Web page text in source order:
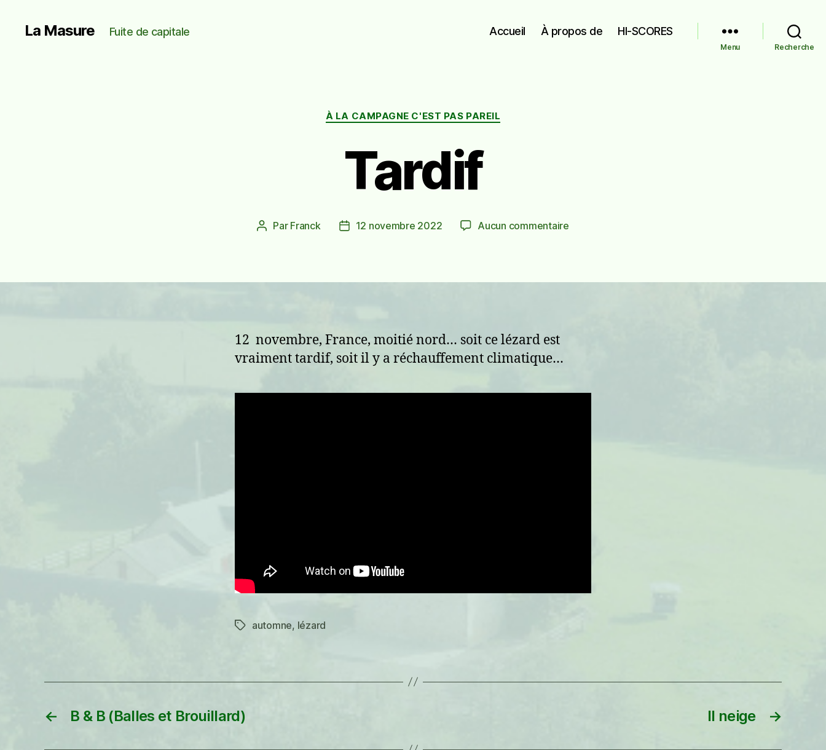
La Masure Fuite de capitale Accueil À propos de HI-SCORES
Menu Recherche
Catégories
À LA CAMPAGNE C'EST PAS PAREIL
Tardif
Auteur
Par Franck
Date12 novembre 2022 Aucun commentairesur
12 novembre, France, moitié nord… soit ce lézard est
vraiment tardif, soit il y a réchauffement climatique…
Étiquettes
automne, lézard
← B & B (Balles et Brouillard) →
Il neige